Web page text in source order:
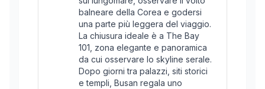
balneare della Corea e godersi
una parte più leggera del viaggio.
La chiusura ideale è a The Bay
101, zona elegante e panoramica
da cui osservare lo skyline serale.
Dopo giorni tra palazzi, siti storici
e templi, Busan regala uno